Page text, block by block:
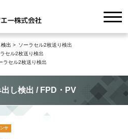
出
ソーラセル2枚送り検出
セル2枚送り検出
ラセル2枚送り検出
し検出 / FPD・PV
サ